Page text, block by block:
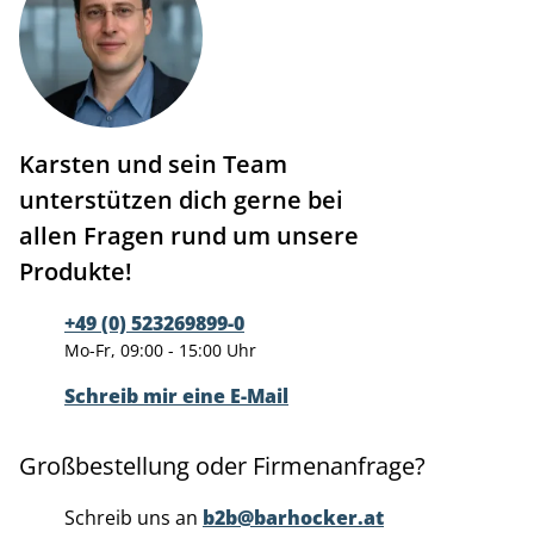
Karsten und sein Team
unterstützen dich gerne bei
allen Fragen rund um unsere
Produkte!
+49 (0) 523269899-0
Mo-Fr, 09:00 - 15:00 Uhr
Schreib mir eine E-Mail
Großbestellung oder Firmenanfrage?
Schreib uns an b2b@barhocker.at